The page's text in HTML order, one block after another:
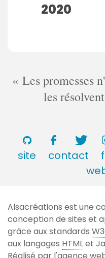
2020
Les promesses
les
site
contact
Alsacréations est une
conception de sites et
grâce aux standards
aux langages HTMLet